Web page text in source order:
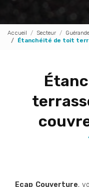
Accueil Secteur
Guérande
Étanchéité de toit
Ecap Couverture,